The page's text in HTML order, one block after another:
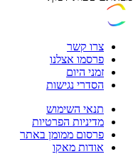
צרו קשר
פרסמו אצלנו
זמני היום
הסדרי נגישות
תנאי השימוש
מדיניות הפרטיות
פרסום ממומן באתר
אודות מאקו